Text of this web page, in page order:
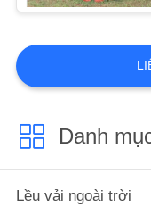
Danh
Lều vải ngoài trời